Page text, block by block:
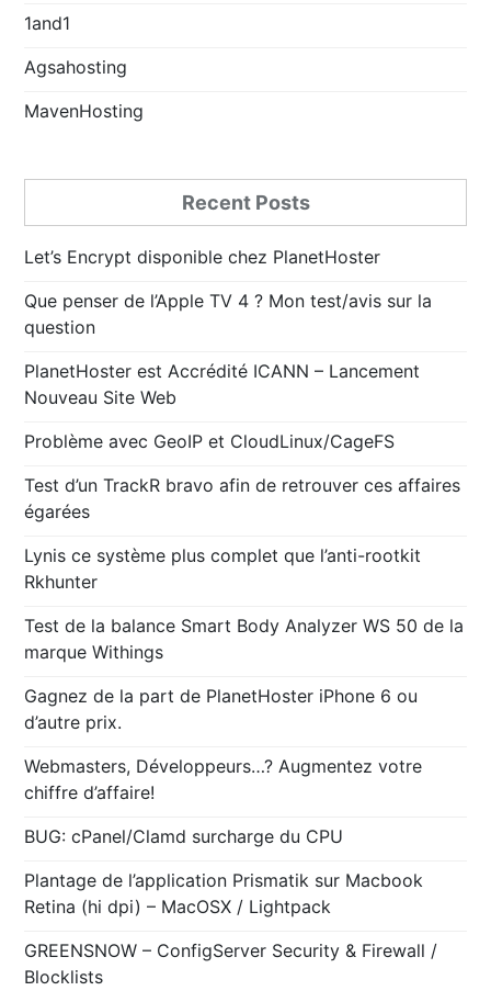
1and1
Agsahosting
MavenHosting
Recent Posts
Let’s Encrypt disponible chez PlanetHoster
Que penser de l’Apple TV 4 ? Mon test/avis sur la
question
PlanetHoster est Accrédité ICANN – Lancement
Nouveau Site Web
Problème avec GeoIP et CloudLinux/CageFS
Test d’un TrackR bravo afin de retrouver ces affaires
égarées
Lynis ce système plus complet que l’anti-rootkit
Rkhunter
Test de la balance Smart Body Analyzer WS 50 de la
marque Withings
Gagnez de la part de PlanetHoster iPhone 6 ou
d’autre prix.
Webmasters, Développeurs…? Augmentez votre
chiffre d’affaire!
BUG: cPanel/Clamd surcharge du CPU
Plantage de l’application Prismatik sur Macbook
Retina (hi dpi) – MacOSX / Lightpack
GREENSNOW – ConfigServer Security & Firewall /
Blocklists